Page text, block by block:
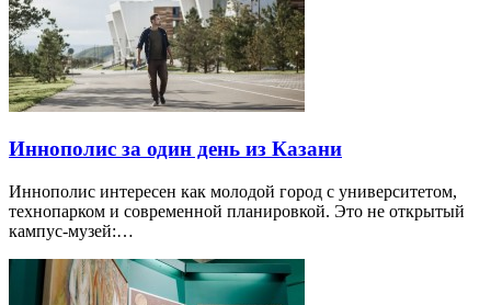
Иннополис за один день из Казани
Иннополис интересен как молодой город с университетом,
технопарком и современной планировкой. Это не открытый
кампус-музей:…